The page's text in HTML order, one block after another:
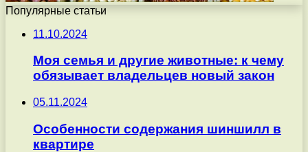
Популярные статьи
11.10.2024
Моя семья и другие животные: к чему
обязывает владельцев новый закон
05.11.2024
Особенности содержания шиншилл в
квартире